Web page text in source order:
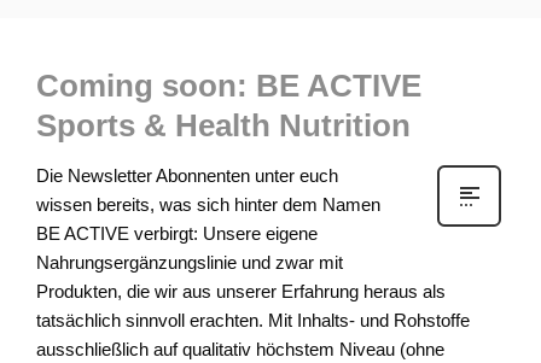
Coming soon: BE ACTIVE
Sports & Health Nutrition
Die Newsletter Abonnenten unter euch
wissen bereits, was sich hinter dem Namen
BE ACTIVE verbirgt: Unsere eigene
Nahrungsergänzungslinie und zwar mit
Produkten, die wir aus unserer Erfahrung heraus als
tatsächlich sinnvoll erachten. Mit Inhalts- und Rohstoffe
ausschließlich auf qualitativ höchstem Niveau (ohne